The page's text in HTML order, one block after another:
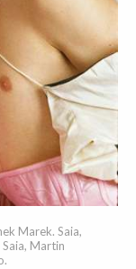
Marek. Saia,
Martin